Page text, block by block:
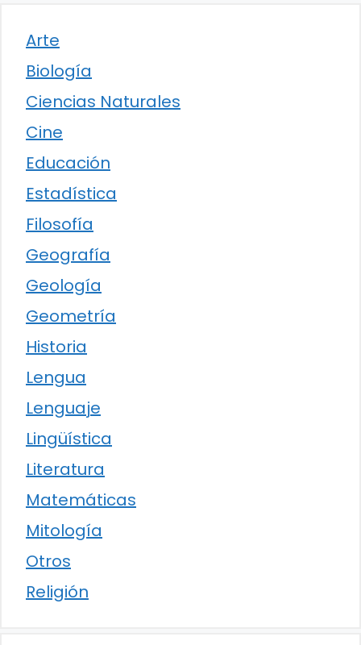
Arte
Biología
Ciencias Naturales
Cine
Educación
Estadística
Filosofía
Geografía
Geología
Geometría
Historia
Lengua
Lenguaje
Lingüística
Literatura
Matemáticas
Mitología
Otros
Religión